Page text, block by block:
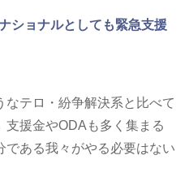
ョナルとしても緊急支援
テロ・紛争解決系と比べて
支援金やODAも多く集まる
ある我々がやる必要はない